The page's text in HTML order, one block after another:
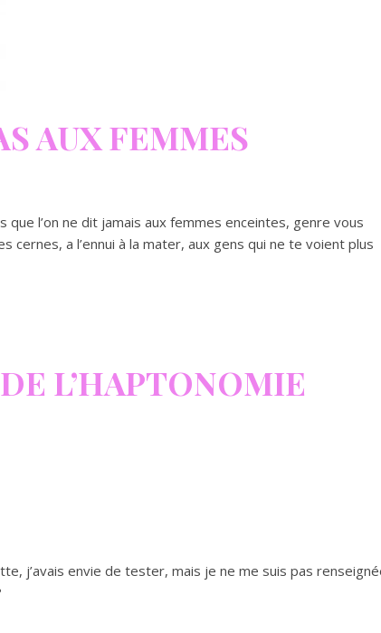
AUX FEMMES
l’on ne dit jamais aux femmes enceintes, genre vous
cernes, a l’ennui à la mater, aux gens qui ne te voient plus
L’HAPTONOMIE
j’avais envie de tester, mais je ne me suis pas